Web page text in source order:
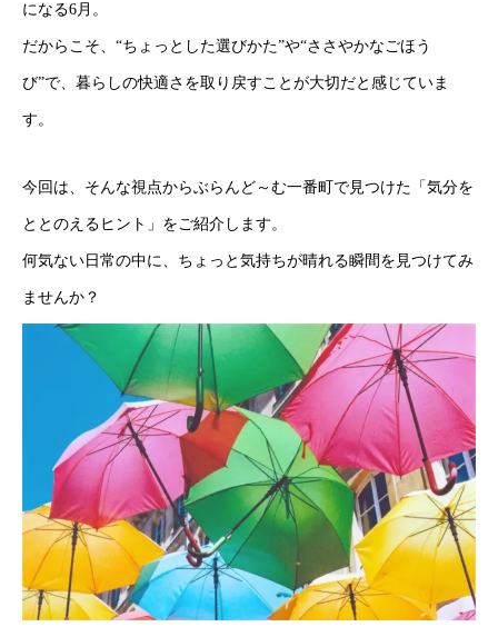
になる6月。
だからこそ、“ちょっとした選びかた”や“ささやかなごほう
び”で、暮らしの快適さを取り戻すことが大切だと感じていま
す。
今回は、そんな視点からぶらんど～む一番町で見つけた「気分を
ととのえるヒント」をご紹介します。
何気ない日常の中に、ちょっと気持ちが晴れる瞬間を見つけてみ
ませんか？